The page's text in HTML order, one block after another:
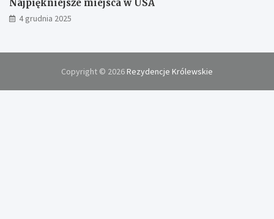
Najpiękniejsze miejsca w USA
4 grudnia 2025
Copyright © 2026Rezydencje Królewskie